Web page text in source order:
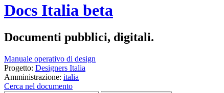
Docs Italia beta
Documenti pubblici, digitali.
Manuale operativo di design
Progetto: Designers Italia
Amministrazione: italia
Cerca nel documento